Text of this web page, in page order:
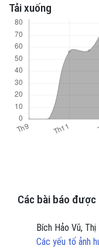
Tải xuống
Các bài báo
Bích Hảo Vũ,
Các yếu tố ảnh